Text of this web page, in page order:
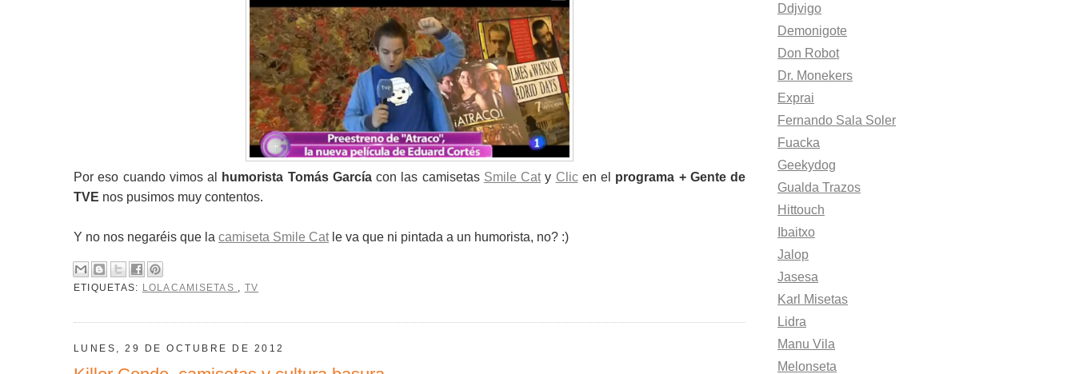
Por eso cuando vimos al humorista Tomás Garcíacon las camisetas Smile Caty Clicen el programa + Gente de
TVE nos pusimos muy contentos.
Y no nos negaréis que la camiseta Smile Catle va que ni pintada a un humorista, no? :)
ETIQUETAS: LOLACAMISETAS , TV
LUNES, 29 DE OCTUBRE DE 2012
Ddjvigo
Demonigote
Don Robot
Dr. Monekers
Exprai
Fernando Sala Soler
Fuacka
Geekydog
Gualda Trazos
Hittouch
Ibaitxo
Jalop
Jasesa
Karl Misetas
Lidra
Manu Vila
Melonseta